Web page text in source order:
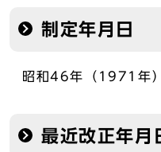
制定年月日
昭和46年（1971年
最近改正年月